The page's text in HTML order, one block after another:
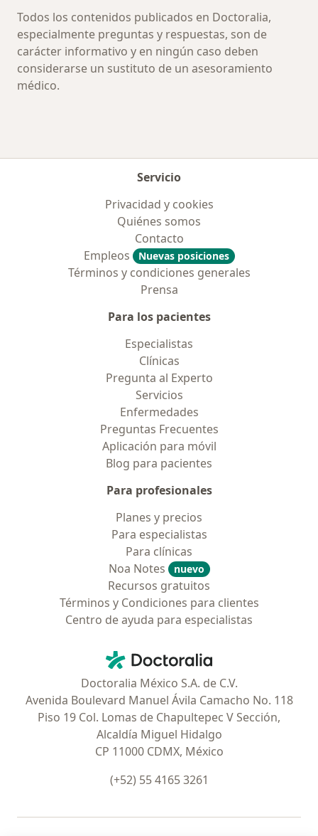
Todos los contenidos publicados en Doctoralia,
especialmente preguntas y respuestas, son de
carácter informativo y en ningún caso deben
considerarse un sustituto de un asesoramiento
médico.
Servicio
Privacidad y cookies
Quiénes somos
Contacto
Empleos
Nuevas posiciones
Términos y condiciones generales
Prensa
Para los pacientes
Especialistas
Clínicas
Pregunta al Experto
Servicios
Enfermedades
Preguntas Frecuentes
Aplicación para móvil
Blog para pacientes
Para profesionales
Planes y precios
Para especialistas
Para clínicas
Noa Notes
nuevo
Recursos gratuitos
Términos y Condiciones para clientes
Centro de ayuda para especialistas
Doctoralia - Página de inicio
Doctoralia México S.A. de C.V.
Avenida Boulevard Manuel Ávila Camacho No. 118
Piso 19 Col. Lomas de Chapultepec V Sección,
Alcaldía Miguel Hidalgo
CP 11000 CDMX, México
(+52) 55 4165 3261